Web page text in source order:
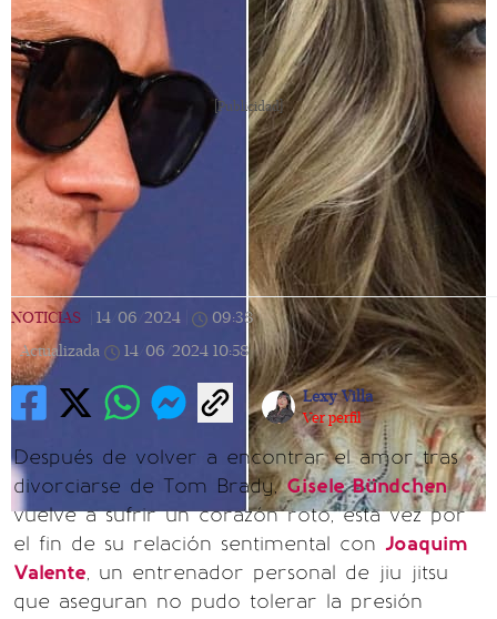
[Publicidad]
NOTICIAS 14/06/2024 09:38 |
Actualizada
14/06/2024 10:58
Lexy Villa
Ver perfil
Después de volver a encontrar el amor tras
divorciarse de Tom Brady,Gisele Bündchen
vuelve a sufrir un corazón roto, esta vez por
el fin de su relación sentimental con Joaquim
Valente, un entrenador personal de jiu jitsu
que aseguran no pudo tolerar la presión